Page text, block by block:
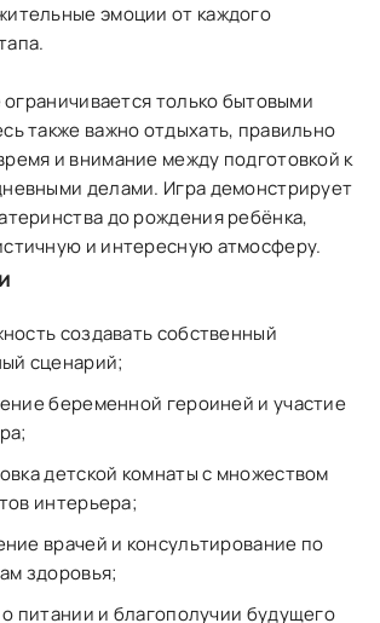
эмоции от каждого
ограничивается только бытовыми
также важно отдыхать, правильно
и внимание между подготовкой к
делами. Игра демонстрирует
до рождения ребёнка,
и интересную атмосферу.
создавать собственный
сценарий;
беременной героиней и участие
детской комнаты с множеством
интерьера;
врачей и консультирование по
здоровья;
питании и благополучии будущего